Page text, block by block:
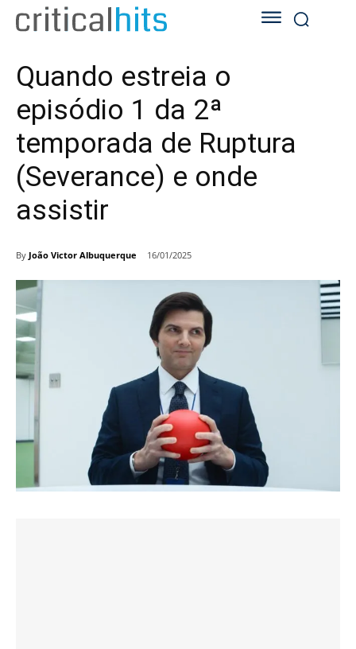
Quando estreia o
episódio 1 da 2ª
temporada de Ruptura
(Severance) e onde
assistir
By João Victor Albuquerque 16/01/2025